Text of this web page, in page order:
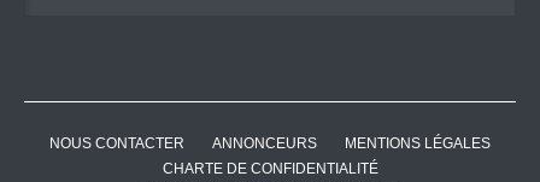
NOUS CONTACTER ANNONCEURS
MENTIONS LÉGALES
CHARTE DE CONFIDENTIALITÉ